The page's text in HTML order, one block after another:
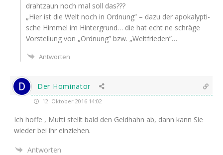
draht­zaun noch mal soll das???
„Hier ist die Welt noch in Ord­nung” – dazu der apo­ka­lyp­ti­
sche Him­mel im Hin­ter­grund… die hat echt ne schrä­ge
Vor­stel­lung von „Ord­nung” bzw. „Welt­frie­den”…
Antworten
Der Hominator
12. Oktober 2016 14:02
Ich hof­fe , Mut­ti stellt bald den Geld­hahn ab, dann kann Sie
wie­der bei ihr einziehen.
Antworten